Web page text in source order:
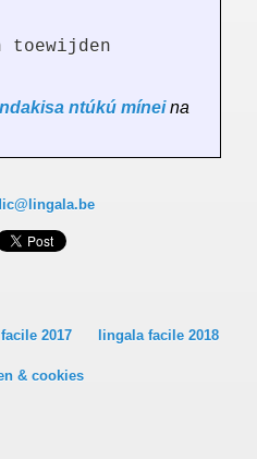
toewijden
ntúkú míneina
2017 lingala facile 2018
& cookies